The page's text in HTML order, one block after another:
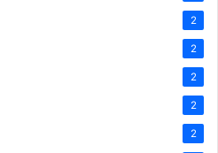
2
2
2
2
2